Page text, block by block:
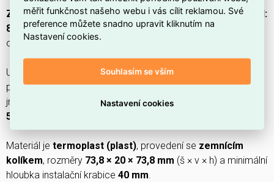
Zásuvka ABB TIME s ochranným kolíkem, s víčkem (EAN:
8592624454120)v provedení šampaňskánabízí
ochranu a lakovaný matný povrch.
Určena pro podomítkovou montáž s upevněním šroubem a
připojením pomocíkonektorové svorky,1 fáze,
jmenovitým proudem 16 Aa napětím250 V
50 Hz
Materiál je termoplast (plast), provedení se zemnícím
kolíkem, rozměry 73,8 × 20 × 73,8 mm (š × v × h) a minimální
hloubka instalační krabice 40 mm.
měřit funkčnost našeho webu i vás cílit reklamou. Své
preference můžete snadno upravit kliknutím na
Nastavení cookies.
Souhlasím se vším
Nastavení cookies